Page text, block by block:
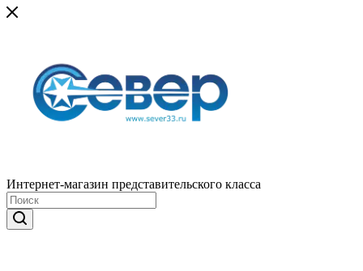
Интернет-магазин представительского класса